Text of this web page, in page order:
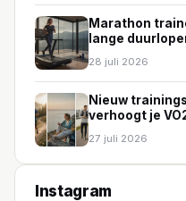
Marathon
lange
28 juli 2026
Nieuw
verhoogt je
27 juli 2026
Instagram